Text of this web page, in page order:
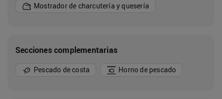
Mostrador de charcutería y quesería
Secciones complementarias
Pescado de costa Horno de pescado